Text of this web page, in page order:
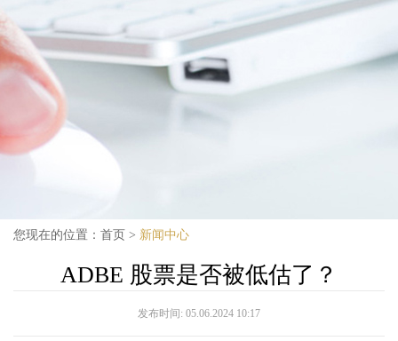
您现在的位置： 首页 > 新闻中心
ADBE 股票是否被低估了？
发布时间: 05.06.2024 10:17